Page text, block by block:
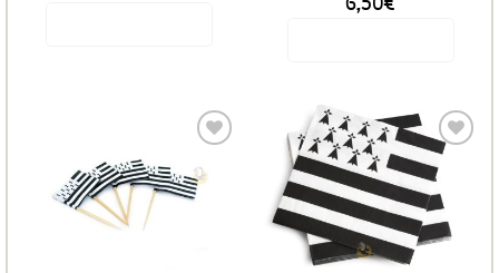
plusieurs
variations.
Les
options
peuvent
Ajouter
Ajouter
aux
favoris